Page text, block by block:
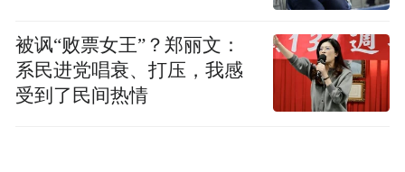
被讽“败票女王”？郑丽文：
系民进党唱衰、打压，我感
受到了民间热情